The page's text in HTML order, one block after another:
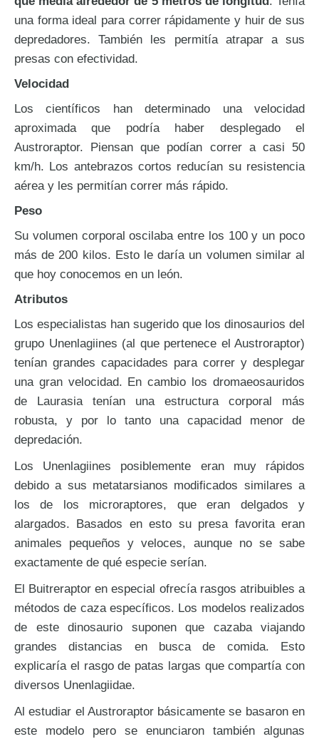
una forma ideal para correr rápidamente y huir de sus
depredadores. También les permitía atrapar a sus
presas con efectividad.
Velocidad
Los científicos han determinado una velocidad
aproximada que podría haber desplegado el
Austroraptor. Piensan que podían correr a casi 50
km/h. Los antebrazos cortos reducían su resistencia
aérea y les permitían correr más rápido.
Peso
Su volumen corporal oscilaba entre los 100 y un poco
más de 200 kilos. Esto le daría un volumen similar al
que hoy conocemos en un león.
Atributos
Los especialistas han sugerido que los dinosaurios del
grupo Unenlagiines (al que pertenece el Austroraptor)
tenían grandes capacidades para correr y desplegar
una gran velocidad. En cambio los dromaeosauridos
de Laurasia tenían una estructura corporal más
robusta, y por lo tanto una capacidad menor de
depredación.
Los Unenlagiines posiblemente eran muy rápidos
debido a sus metatarsianos modificados similares a
los de los microraptores, que eran delgados y
alargados. Basados en esto su presa favorita eran
animales pequeños y veloces, aunque no se sabe
exactamente de qué especie serían.
El Buitreraptor en especial ofrecía rasgos atribuibles a
métodos de caza específicos. Los modelos realizados
de este dinosaurio suponen que cazaba viajando
grandes distancias en busca de comida. Esto
explicaría el rasgo de patas largas que compartía con
diversos Unenlagiidae.
Al estudiar el Austroraptor básicamente se basaron en
este modelo pero se enunciaron también algunas